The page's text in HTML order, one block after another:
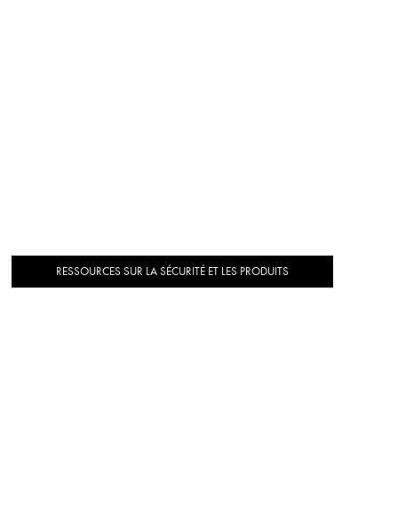
RESSOURCES SUR LA SÉCURITÉ ET LES PRODUITS